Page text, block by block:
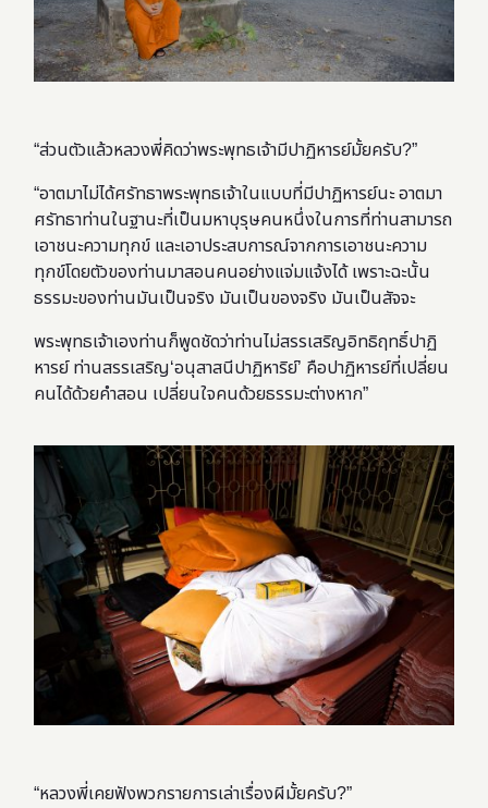
“ส่วนตัวแล้วหลวงพี่คิดว่าพระพุทธเจ้ามีปาฏิหารย์มั้ยครับ?”
“อาตมาไม่ได้ศรัทธาพระพุทธเจ้าในแบบที่มีปาฏิหารย์นะ อาตมา
ศรัทธาท่านในฐานะที่เป็นมหาบุรุษคนหนึ่งในการที่ท่านสามารถ
เอาชนะความทุกข์ และเอาประสบการณ์จากการเอาชนะความ
ทุกข์โดยตัวของท่านมาสอนคนอย่างแจ่มแจ้งได้ เพราะฉะนั้น
ธรรมะของท่านมันเป็นจริง มันเป็นของจริง มันเป็นสัจจะ
พระพุทธเจ้าเองท่านก็พูดชัดว่าท่านไม่สรรเสริญอิทธิฤทธิ์ปาฏิ
หารย์ ท่านสรรเสริญ‘อนุสาสนีปาฏิหาริย์’ คือปาฏิหารย์ที่เปลี่ยน
คนได้ด้วยคำสอน เปลี่ยนใจคนด้วยธรรมะต่างหาก”
“หลวงพี่เคยฟังพวกรายการเล่าเรื่องผีมั้ยครับ?”